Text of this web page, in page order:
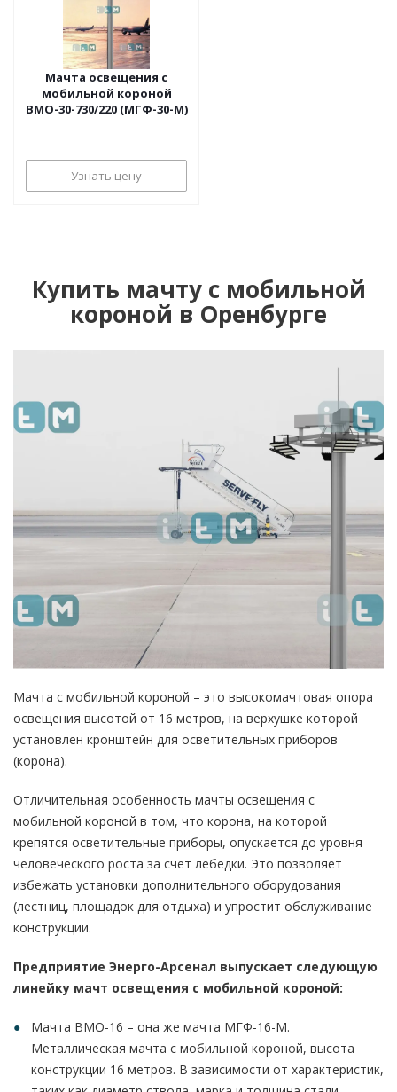
Мачта освещения с
мобильной короной
ВМО-30-730/220 (МГФ-30-М)
Узнать цену
Купить мачту с мобильной
короной в Оренбурге
Мачта с мобильной короной – это высокомачтовая опора
освещения высотой от 16 метров, на верхушке которой
установлен кронштейн для осветительных приборов
(корона).
Отличительная особенность мачты освещения с
мобильной короной в том, что корона, на которой
крепятся осветительные приборы, опускается до уровня
человеческого роста за счет лебедки. Это позволяет
избежать установки дополнительного оборудования
(лестниц, площадок для отдыха) и упростит обслуживание
конструкции.
Предприятие Энерго-Арсенал выпускает следующую
линейку мачт освещения с мобильной короной:
Мачта ВМО-16 – она же мачта МГФ-16-М.
Металлическая мачта с мобильной короной, высота
конструкции 16 метров. В зависимости от характеристик,